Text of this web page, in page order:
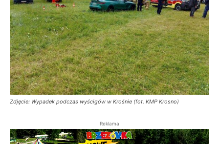
Zdjęcie: Wypadek podczas wyścigów w Krośnie (fot. KMP Krosno)
Reklama